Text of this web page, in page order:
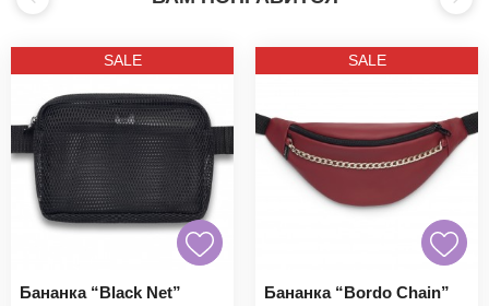
SALE
Бананка “Black Net”
SALE
Бананка “Bordo Chain”